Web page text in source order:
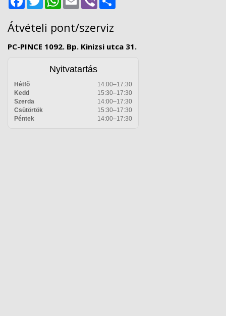
Átvételi pont/szerviz
PC-PINCE 1092. Bp. Kinizsi utca 31.
Nyitvatartás
Hétfő
14:00–17:30
Kedd
15:30–17:30
Szerda
14:00–17:30
Csütörtök
15:30–17:30
Péntek
14:00–17:30